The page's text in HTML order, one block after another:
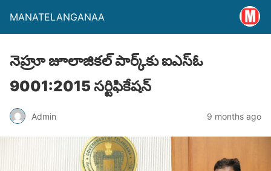
MANATELANGANAA
నెహ్రూ జూలాజికల్ పార్క్‌కు ఐఎస్ఓ
9001:2015 సర్టిఫికేషన్
Admin 9 months ago